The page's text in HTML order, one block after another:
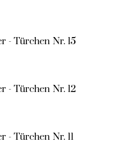
- Türchen Nr. 15
- Türchen Nr. 12
- Türchen Nr. 11